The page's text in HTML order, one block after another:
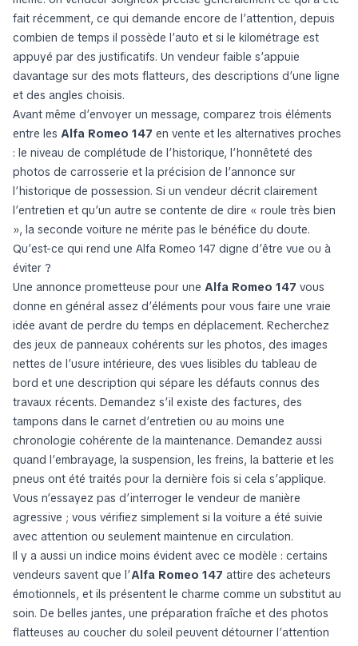
fait récemment, ce qui demande encore de l’attention, depuis
combien de temps il possède l’auto et si le kilométrage est
appuyé par des justificatifs. Un vendeur faible s’appuie
davantage sur des mots flatteurs, des descriptions d’une ligne
et des angles choisis.
Avant même d’envoyer un message, comparez trois éléments
entre les Alfa Romeo 147 en vente et les alternatives proches
: le niveau de complétude de l’historique, l’honnêteté des
photos de carrosserie et la précision de l’annonce sur
l’historique de possession. Si un vendeur décrit clairement
l’entretien et qu’un autre se contente de dire « roule très bien
», la seconde voiture ne mérite pas le bénéfice du doute.
Qu’est-ce qui rend une Alfa Romeo 147 digne d’être vue ou à
éviter ?
Une annonce prometteuse pour une Alfa Romeo 147 vous
donne en général assez d’éléments pour vous faire une vraie
idée avant de perdre du temps en déplacement. Recherchez
des jeux de panneaux cohérents sur les photos, des images
nettes de l’usure intérieure, des vues lisibles du tableau de
bord et une description qui sépare les défauts connus des
travaux récents. Demandez s’il existe des factures, des
tampons dans le carnet d’entretien ou au moins une
chronologie cohérente de la maintenance. Demandez aussi
quand l’embrayage, la suspension, les freins, la batterie et les
pneus ont été traités pour la dernière fois si cela s’applique.
Vous n’essayez pas d’interroger le vendeur de manière
agressive ; vous vérifiez simplement si la voiture a été suivie
avec attention ou seulement maintenue en circulation.
Il y a aussi un indice moins évident avec ce modèle : certains
vendeurs savent que l’Alfa Romeo 147 attire des acheteurs
émotionnels, et ils présentent le charme comme un substitut au
soin. De belles jantes, une préparation fraîche et des photos
flatteuses au coucher du soleil peuvent détourner l’attention